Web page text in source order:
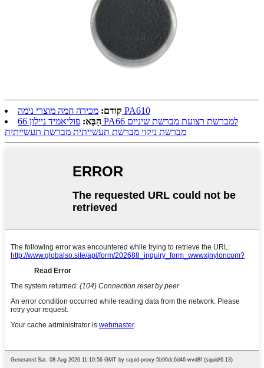
קודם: מכירה חמה מוצרי נימה PA610
הַבָּא:
פוליאמיד ניילון 66 PA66 למברשת רצועת מברשת שיניים
מברשת ניקוי מברשת תעשייתית מברשת תעשייתית